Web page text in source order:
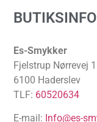
Es-Smykker
Fjelstrup Nørrevej
6100 Haderslev
TLF: 60520634
E-mail: Info@es-